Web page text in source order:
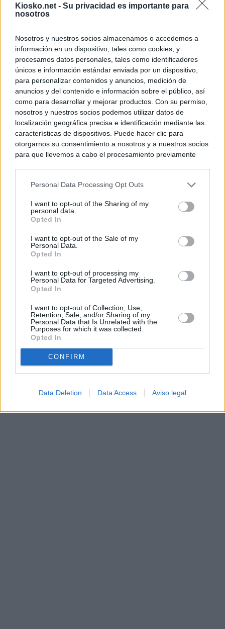
Kiosko.net - Su privacidad es importante para
nosotros
Nosotros y nuestros socios almacenamos o accedemos a
información en un dispositivo, tales como cookies, y
procesamos datos personales, tales como identificadores
únicos e información estándar enviada por un dispositivo,
para personalizar contenidos y anuncios, medición de
anuncios y del contenido e información sobre el público, así
como para desarrollar y mejorar productos. Con su permiso,
nosotros y nuestros socios podemos utilizar datos de
localización geográfica precisa e identificación mediante las
características de dispositivos. Puede hacer clic para
otorgarnos su consentimiento a nosotros y a nuestros socios
para que llevemos a cabo el procesamiento previamente
negar su consentimiento. Tenga en cuenta que algún
de su consentimiento, pero usted tiene el derecho de
rechazar tal procesamiento. Sus preferencias se aplicarán
cualquier momento entrando de nuevo en este sitio web o
visitando nuestra política de privacidad.
Personal Data Processing Opt Outs
I want to opt-out of the Sharing of my
personal data.
Opted In
I want to opt-out of the Sale of my
Personal Data.
Opted In
I want to opt-out of processing my
Personal Data for Targeted Advertising.
Opted In
I want to opt-out of Collection, Use,
Retention, Sale, and/or Sharing of my
Personal Data that Is Unrelated with the
Purposes for which it was collected.
Opted In
CONFIRM
Data Deletion Data Access Aviso legal